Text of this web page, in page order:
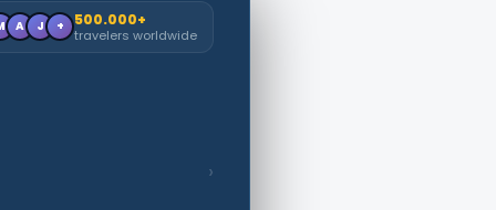
A J + 500.000+
travelers worldwide
›